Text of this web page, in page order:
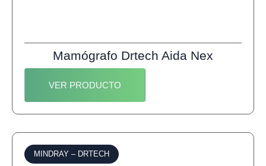
Mamógrafo Drtech Aida Nex
VER PRODUCTO
MINDRAY – DRTECH